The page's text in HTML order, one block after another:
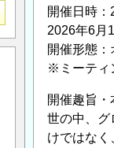
開催日時
2026年6月
開催形態：
※ミーティ
開催趣旨・
世の中、グ
けではな